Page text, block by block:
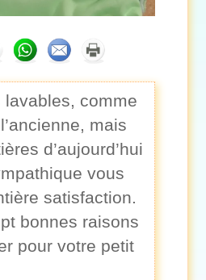
lavables, comme
mais
d’aujourd’hui
vous
satisfaction.
bonnes raisons
pour votre petit